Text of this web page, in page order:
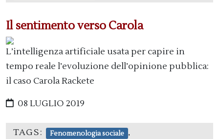
Il sentimento verso Carola
L’intelligenza artificiale usata per capire in
tempo reale l’evoluzione dell’opinione pubblica:
il caso Carola Rackete
08 LUGLIO 2019
TAGS: Fenomenologia sociale ,